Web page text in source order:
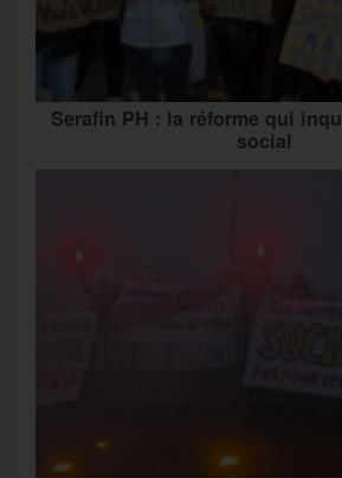
Serafin PH : la réforme qui
social